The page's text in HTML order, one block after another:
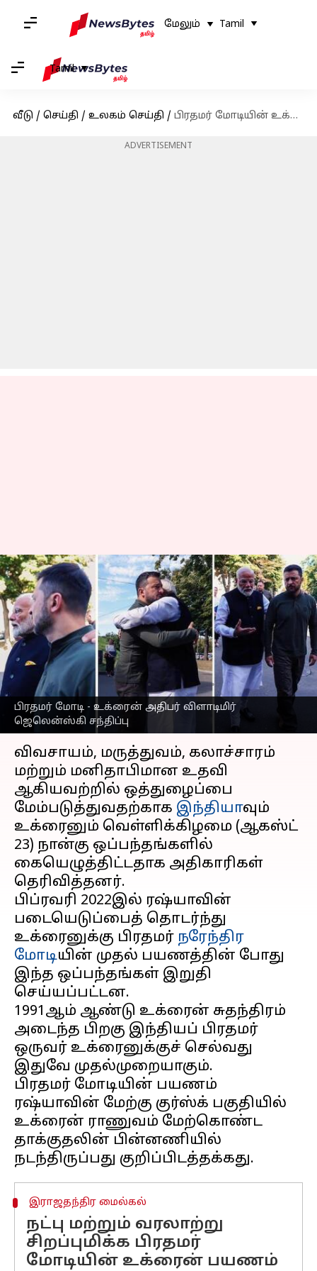
மேலும் Tamil
Tamil
வீடு / செய்தி / உலகம் செய்தி / பிரதமர் மோடியின் உக்ரைன் பயணம்; நான்கு துறைகளில் இந்தியா-உக்ரைன் இடையே ஒப்பந்தம்
ADVERTISEMENT
பிரதமர் மோடி - உக்ரைன் அதிபர் விளாடிமிர்
ஜெலென்ஸ்கி சந்திப்பு
பிரதமர் மோடியின்
உக்ரைன் பயணம்; நான்கு
துறைகளில் இந்தியா-
உக்ரைன் இடையே
ஒப்பந்தம்
எழுதியவர் Sekar Chinnappan Aug 23, 2024 07:24 pm
செய்தி முன்னோட்டம்
விவசாயம், மருத்துவம், கலாச்சாரம்
மற்றும் மனிதாபிமான உதவி
ஆகியவற்றில் ஒத்துழைப்பை
மேம்படுத்துவதற்காக இந்தியாவும்
உக்ரைனும் வெள்ளிக்கிழமை (ஆகஸ்ட்
23) நான்கு ஒப்பந்தங்களில்
கையெழுத்திட்டதாக அதிகாரிகள்
தெரிவித்தனர்.
பிப்ரவரி 2022இல் ரஷ்யாவின்
படையெடுப்பைத் தொடர்ந்து
உக்ரைனுக்கு பிரதமர் நரேந்திர
மோடியின் முதல் பயணத்தின் போது
இந்த ஒப்பந்தங்கள் இறுதி
செய்யப்பட்டன.
1991ஆம் ஆண்டு உக்ரைன் சுதந்திரம்
அடைந்த பிறகு இந்தியப் பிரதமர்
ஒருவர் உக்ரைனுக்குச் செல்வது
இதுவே முதல்முறையாகும்.
பிரதமர் மோடியின் பயணம்
ரஷ்யாவின் மேற்கு குர்ஸ்க் பகுதியில்
உக்ரைன் ராணுவம் மேற்கொண்ட
தாக்குதலின் பின்னணியில்
இராஜதந்திர மைல்கல்
நட்பு மற்றும் வரலாற்று
சிறப்புமிக்க பிரதமர்
மோடியின் உக்ரைன் பயணம்